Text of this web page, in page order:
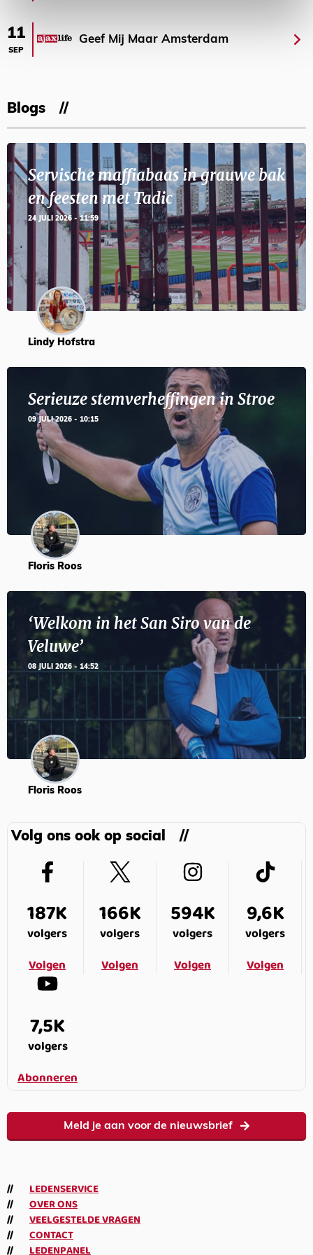
11
SEP
Geef Mij Maar Amsterdam
Blogs
Servische maffiabaas in grauwe bak
en feesten met Tadic
24 JULI 2026 - 11:59
Lindy Hofstra
Serieuze stemverheffingen in Stroe
09 JULI 2026 - 10:15
Floris Roos
‘Welkom in het San Siro van de
Veluwe’
08 JULI 2026 - 14:52
Floris Roos
Volg ons ook op social
187K
volgers
Volgen
166K
volgers
Volgen
594K
volgers
Volgen
9,6K
volgers
Volgen
7,5K
volgers
Abonneren
Meld je aan voor de nieuwsbrief
LEDENSERVICE
OVER ONS
VEELGESTELDE VRAGEN
CONTACT
LEDENPANEL